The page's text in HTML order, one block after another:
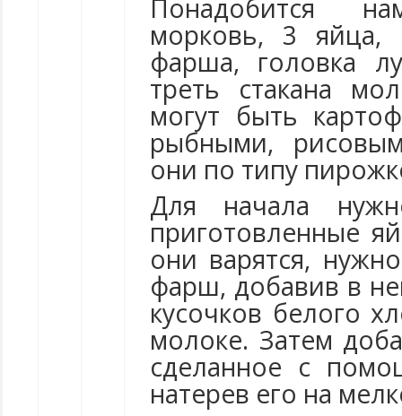
Понадобится
морковь, 3 яйца,
фарша, головка
треть стакана
могут быть
рыбными,
они по типу
Для начала
приготовленные
они варятся,
фарш, добавив в
кусочков белого
молоке. Затем
сделанное с
натерев его на